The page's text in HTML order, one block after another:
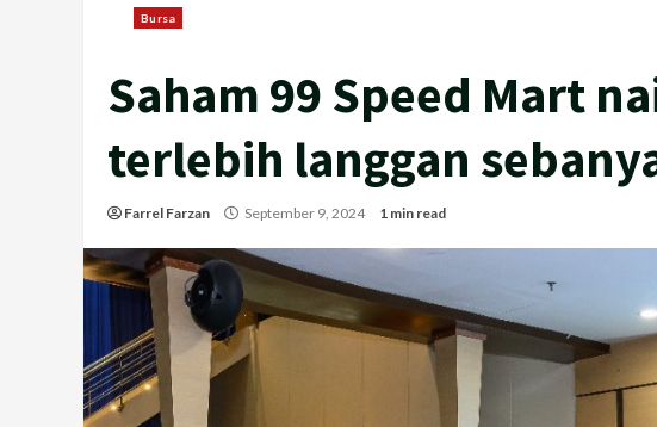
Bursa
Saham 99 Speed Mart
terlebih langgan
Farrel Farzan September 9, 2024 1 min read